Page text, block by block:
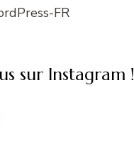
FR
sur Instagram !